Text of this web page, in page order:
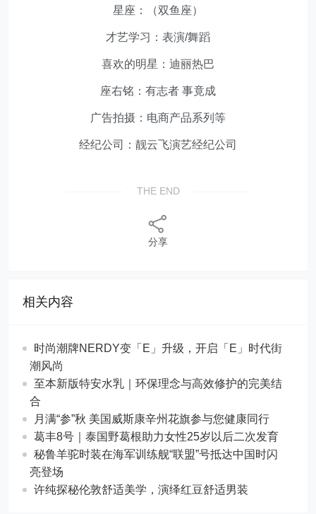
星座：（双鱼座）
才艺学习：表演/舞蹈
喜欢的明星：迪丽热巴
座右铭：有志者 事竟成
广告拍摄：电商产品系列等
经纪公司：靓云飞演艺经纪公司
THE END
分享
相关内容
时尚潮牌NERDY变「E」升级，开启「E」时代街
潮风尚
至本新版特安水乳｜环保理念与高效修护的完美结
合
月满“参”秋 美国威斯康辛州花旗参与您健康同行
葛丰8号｜泰国野葛根助力女性25岁以后二次发育
秘鲁羊驼时装在海军训练舰“联盟”号抵达中国时闪
亮登场
许纯探秘伦敦舒适美学，演绎红豆舒适男装